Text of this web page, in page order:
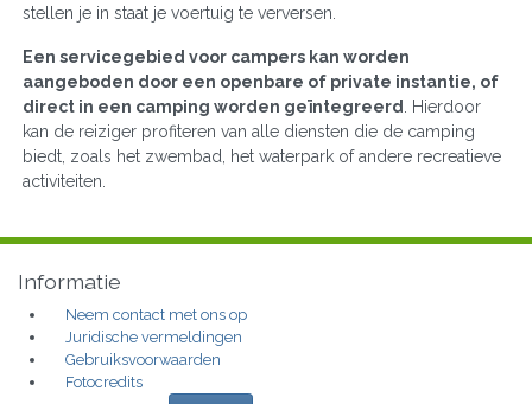
stellen je in staat je voertuig te verversen.
Een servicegebied voor campers kan worden
aangeboden door een openbare of private instantie, of
direct in een camping worden geïntegreerd
. Hierdoor
kan de reiziger profiteren van alle diensten die de camping
biedt, zoals het zwembad, het waterpark of andere recreatieve
activiteiten.
Informatie
Neem contact met ons op
Juridische vermeldingen
Gebruiksvoorwaarden
Fotocredits